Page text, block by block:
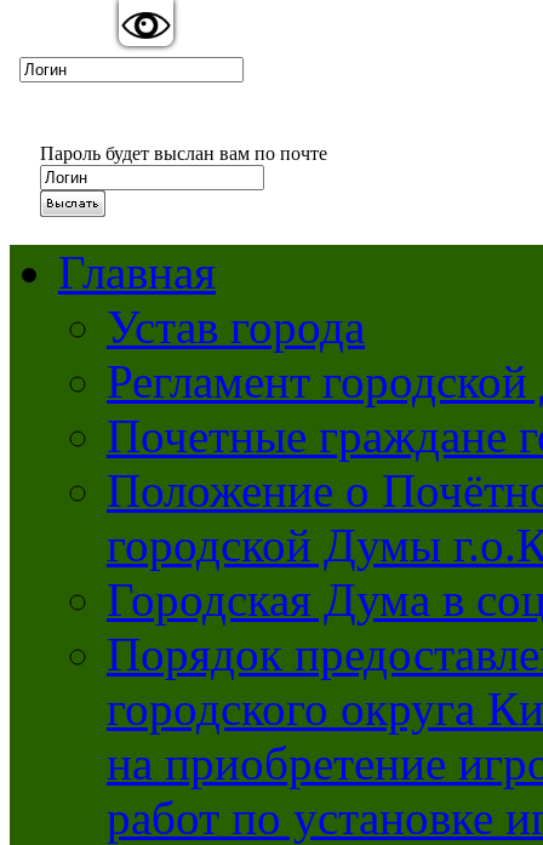
Версия для слабовидящих:
Пароль будет выслан вам по почте
Главная
Устав города
Регламент
Почетные граждане
Положение о
городской Думы
Городская Дума в
Порядок
городского округа
на приобретение
работ по установке